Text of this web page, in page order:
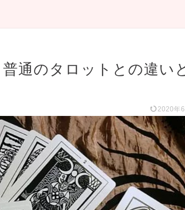
通のタロットとの違い
2020年6